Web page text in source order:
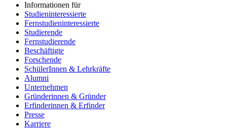
Informationen für
Studieninteressierte
Fernstudieninteressierte
Studierende
Fernstudierende
Beschäftigte
Forschende
SchülerInnen & Lehrkräfte
Alumni
Unternehmen
Gründerinnen & Gründer
Erfinderinnen & Erfinder
Presse
Karriere